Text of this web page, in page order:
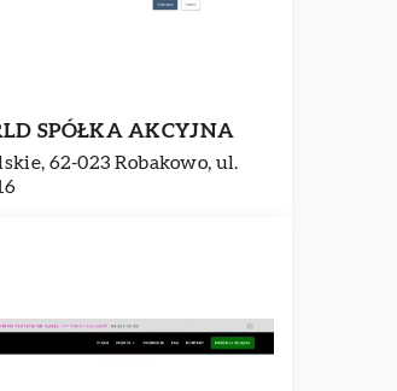
SPÓŁKA AKCYJNA
62-023 Robakowo, ul.